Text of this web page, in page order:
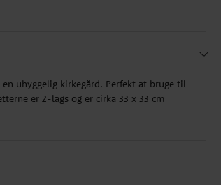
uhyggelig kirkegård. Perfekt at bruge til
er 2-lags og er cirka 33 x 33 cm